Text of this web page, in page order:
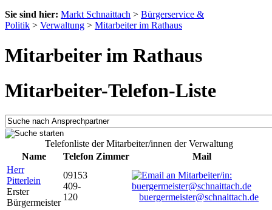
Sie sind hier: Markt Schnaittach > Bürgerservice &
Politik > Verwaltung > Mitarbeiter im Rathaus
Mitarbeiter im Rathaus
Mitarbeiter-Telefon-Liste
Telefonliste der Mitarbeiter/innen der Verwaltung
Name
Telefon Zimmer
Mail
Herr
Pitterlein
Erster
Bürgermeister
09153
409-
120
buergermeister@schnaittach.de